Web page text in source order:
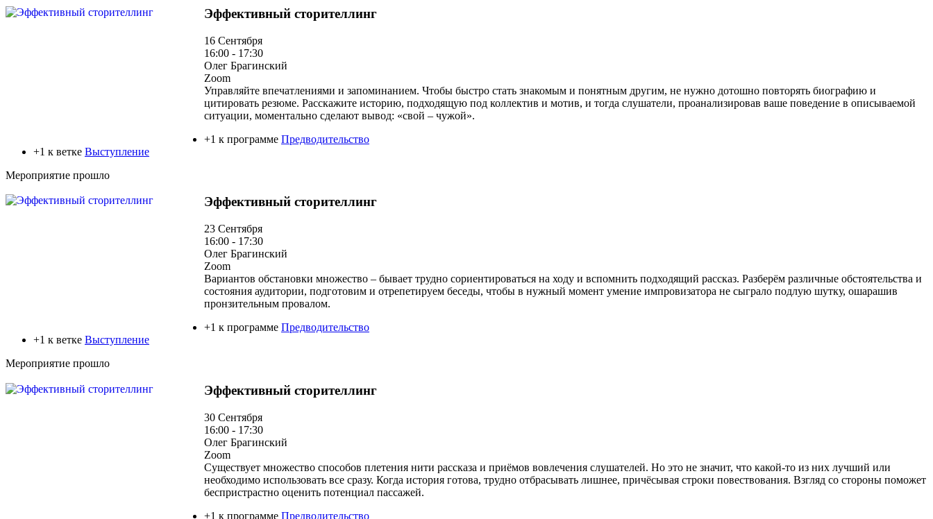
Эффективный сторителлинг
16 Сентября
16:00 - 17:30
Олег Брагинский
Zoom
Управляйте впечатлениями и запоминанием. Чтобы быстро стать знакомым и понятным другим, не нужно дотошно повторять биографию и
цитировать резюме. Расскажите историю, подходящую под коллектив и мотив, и тогда слушатели, проанализировав ваше поведение в описываемой
ситуации, моментально сделают вывод: «свой – чужой».
+1 к программе Предводительство
+1 к ветке Выступление
Мероприятие прошло
Эффективный сторителлинг
23 Сентября
16:00 - 17:30
Олег Брагинский
Zoom
Вариантов обстановки множество – бывает трудно сориентироваться на ходу и вспомнить подходящий рассказ. Разберём различные обстоятельства и
состояния аудитории, подготовим и отрепетируем беседы, чтобы в нужный момент умение импровизатора не сыграло подлую шутку, ошарашив
пронзительным провалом.
+1 к программе Предводительство
+1 к ветке Выступление
Мероприятие прошло
Эффективный сторителлинг
30 Сентября
16:00 - 17:30
Олег Брагинский
Zoom
Существует множество способов плетения нити рассказа и приёмов вовлечения слушателей. Но это не значит, что какой-то из них лучший или
необходимо использовать все сразу. Когда история готова, трудно отбрасывать лишнее, причёсывая строки повествования. Взгляд со стороны поможет
беспристрастно оценить потенциал пассажей.
+1 к программе Предводительство